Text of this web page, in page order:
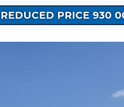
REDUCED PRICE 930